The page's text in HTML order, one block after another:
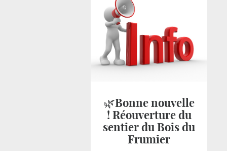
🌿Bonne nouvelle
! Réouverture du
sentier du Bois du
Frumier